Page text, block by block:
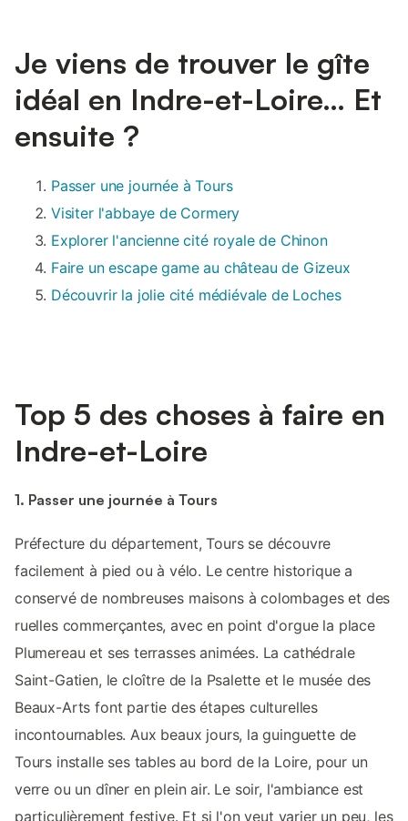
Je viens de trouver le gîte
idéal en Indre-et-Loire… Et
ensuite ?
Passer une journée à Tours
Visiter l'abbaye de Cormery
Explorer l'ancienne cité royale de Chinon
Faire un escape game au château de Gizeux
Découvrir la jolie cité médiévale de Loches
Top 5 des choses à faire en
Indre-et-Loire
1. Passer une journée à Tours
Préfecture du département, Tours se découvre
facilement à pied ou à vélo. Le centre historique a
conservé de nombreuses maisons à colombages et des
ruelles commerçantes, avec en point d'orgue la place
Plumereau et ses terrasses animées. La cathédrale
Saint-Gatien, le cloître de la Psalette et le musée des
Beaux-Arts font partie des étapes culturelles
incontournables. Aux beaux jours, la guinguette de
Tours installe ses tables au bord de la Loire, pour un
verre ou un dîner en plein air. Le soir, l'ambiance est
particulièrement festive. Et si l'on veut varier un peu, les